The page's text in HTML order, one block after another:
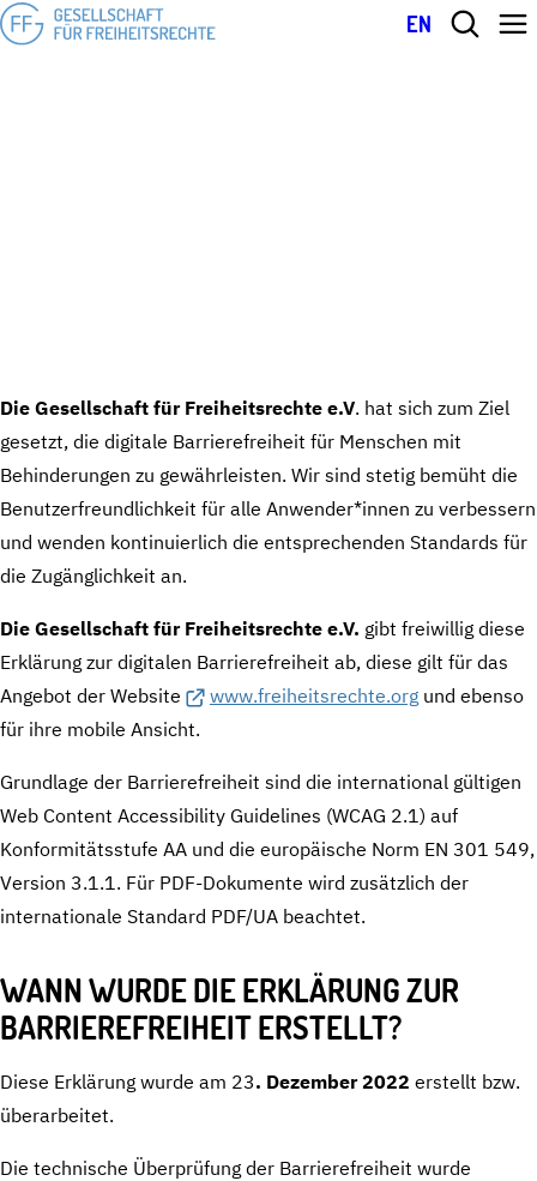
EN
Die Gesellschaft für Freiheitsrechte e.V. hat sich zum Ziel
gesetzt, die digitale Barrierefreiheit für Menschen mit
Behinderungen zu gewährleisten. Wir sind stetig bemüht die
Benutzerfreundlichkeit für alle Anwender*innen zu verbessern
und wenden kontinuierlich die entsprechenden Standards für
die Zugänglichkeit an.
Die Gesellschaft für Freiheitsrechte e.V. gibt freiwillig diese
Erklärung zur digitalen Barrierefreiheit ab, diese gilt für das
Angebot der Website
www.freiheitsrechte.org und ebenso
für ihre mobile Ansicht.
Grundlage der Barrierefreiheit sind die international gültigen
Web Content Accessibility Guidelines (WCAG 2.1) auf
Konformitätsstufe AA und die europäische Norm EN 301 549,
Version 3.1.1. Für PDF-Dokumente wird zusätzlich der
internationale Standard PDF/UA beachtet.
WANN WURDE DIE ERKLÄRUNG ZUR
BARRIEREFREIHEIT ERSTELLT?
Diese Erklärung wurde am 23. Dezember 2022 erstellt bzw.
überarbeitet.
Die technische Überprüfung der Barrierefreiheit wurde